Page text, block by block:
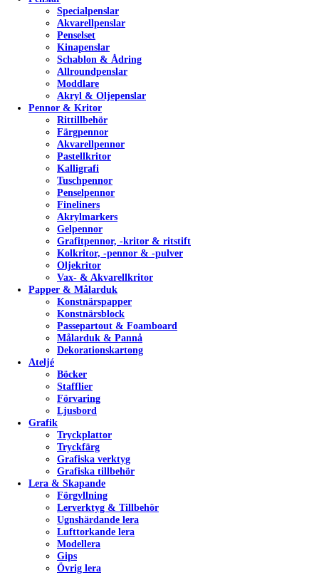
Specialpenslar
Akvarellpenslar
Penselset
Kinapenslar
Schablon & Ådring
Allroundpenslar
Moddlare
Akryl & Oljepenslar
Pennor & Kritor
Rittillbehör
Färgpennor
Akvarellpennor
Pastellkritor
Kalligrafi
Tuschpennor
Penselpennor
Fineliners
Akrylmarkers
Gelpennor
Grafitpennor, -kritor & ritstift
Kolkritor, -pennor & -pulver
Oljekritor
Vax- & Akvarellkritor
Papper & Målarduk
Konstnärspapper
Konstnärsblock
Passepartout & Foamboard
Målarduk & Pannå
Dekorationskartong
Ateljé
Böcker
Stafflier
Förvaring
Ljusbord
Grafik
Tryckplattor
Tryckfärg
Grafiska verktyg
Grafiska tillbehör
Lera & Skapande
Förgyllning
Lerverktyg & Tillbehör
Ugnshärdande lera
Lufttorkande lera
Modellera
Gips
Övrig lera